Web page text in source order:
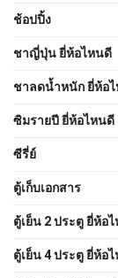
ช้อปปิ้ง
ชาญี่ปุ่น ยี่ห้อไหนดี
ชาลดน้ำหนัก ยี่ห้อ
ซิมรายปี ยี่ห้อไหนดี
ซีรี่ย์
ตู้เก็บเอกสาร
ตู้เย็น 2 ประตู ยี่ห้อ
ตู้เย็น 4 ประตู ยี่ห้อ